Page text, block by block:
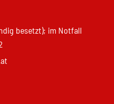
besetzt); im Notfall